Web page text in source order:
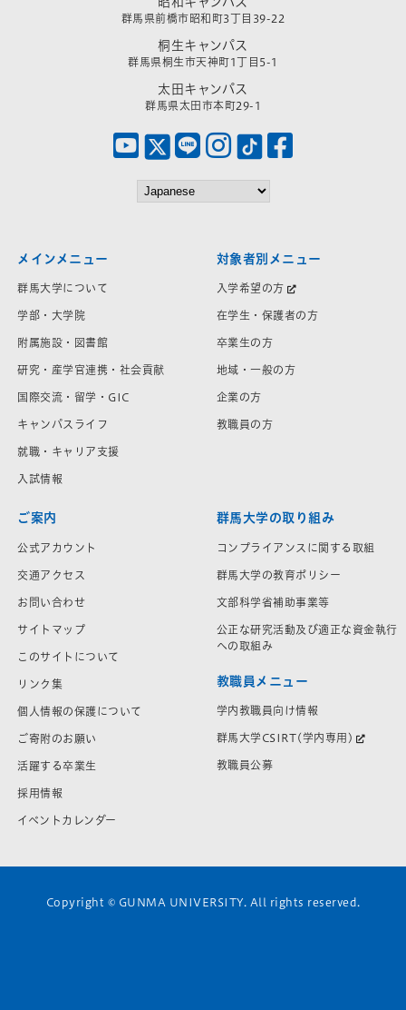
群馬県前橋市昭和町3丁目39-22
桐生キャンパス
群馬県桐生市天神町1丁目5-1
太田キャンパス
群馬県太田市本町29-1
メインメニュー
群馬大学について
学部・大学院
附属施設・図書館
研究・産学官連携・社会貢献
国際交流・留学・GIC
キャンパスライフ
就職・キャリア支援
入試情報
対象者別メニュー
入学希望の方
在学生・保護者の方
卒業生の方
地域・一般の方
企業の方
教職員の方
ご案内
公式アカウント
交通アクセス
お問い合わせ
サイトマップ
このサイトについて
リンク集
個人情報の保護について
ご寄附のお願い
活躍する卒業生
採用情報
イベントカレンダー
群馬大学の取り組み
コンプライアンスに関する取組
群馬大学の教育ポリシー
文部科学省補助事業等
公正な研究活動及び適正な資金執行
への取組み
教職員メニュー
学内教職員向け情報
群馬大学CSIRT(学内専用)
教職員公募
Copyright © GUNMA UNIVERSITY. All rights reserved.